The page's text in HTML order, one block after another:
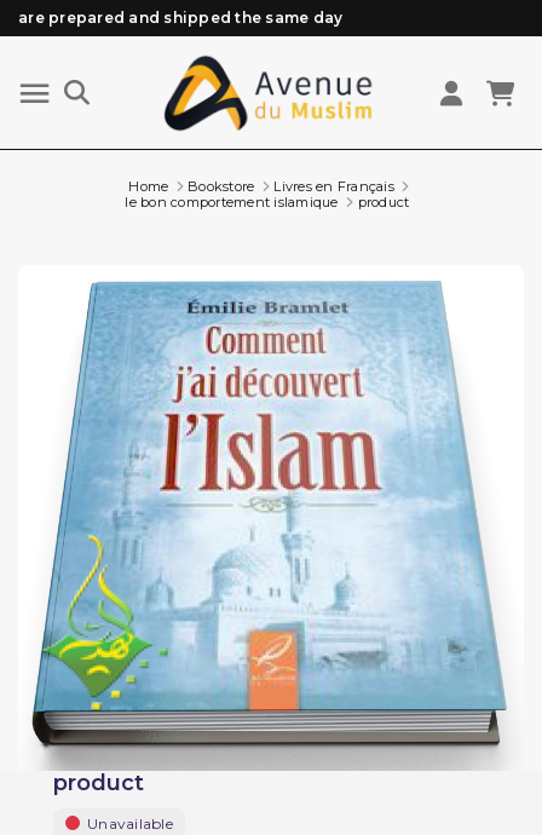
are prepared and shipped the same day
Need help? Check out our FAQ
Free delivery from 89€ purchase*
Orders placed before 3 PM (Mon to Fri)
Home Bookstore
Livres en Français
le bon comportement islamique
product
product
Unavailable